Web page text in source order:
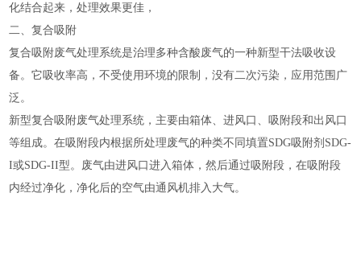
化结合起来，处理效果更佳，
二、复合吸附
复合吸附废气处理系统是治理多种含酸废气的一种新型干法吸收设
备。它吸收率高，不受使用环境的限制，没有二次污染，应用范围广
泛。
新型复合吸附废气处理系统，主要由箱体、进风口、吸附段和出风口
等组成。在吸附段内根据所处理废气的种类不同填置SDG吸附剂SDG-
I或SDG-II型。废气由进风口进入箱体，然后通过吸附段，在吸附段
内经过净化，净化后的空气由通风机排入大气。